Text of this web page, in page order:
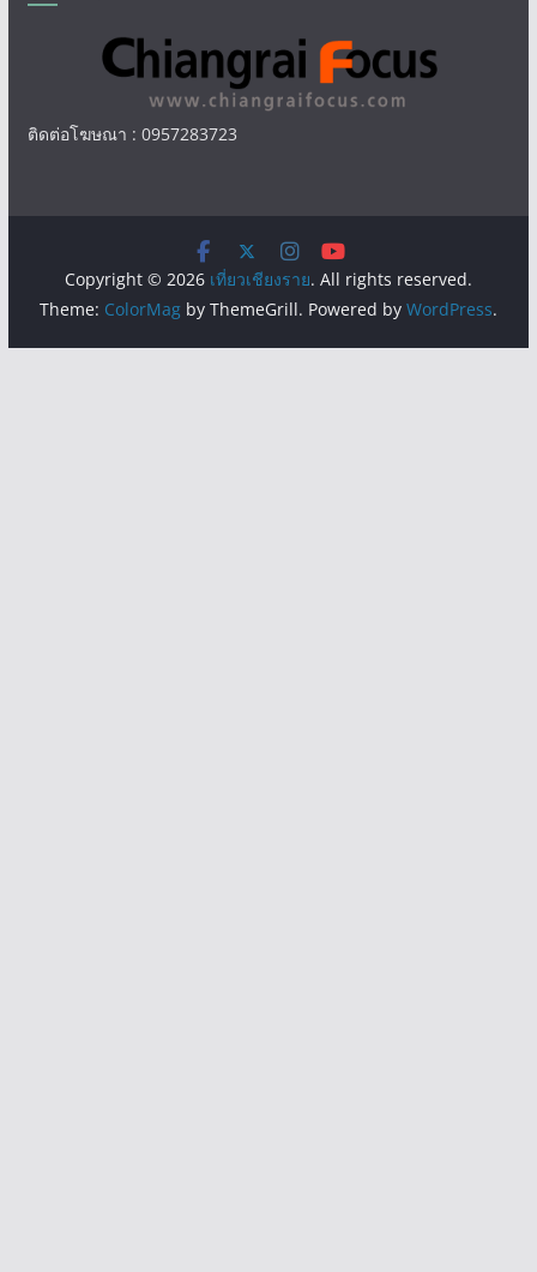
ติดต่อโฆษณา : 0957283723
Copyright © 2026 เที่ยวเชียงราย. All rights reserved.
Theme: ColorMagby ThemeGrill. Powered by WordPress.